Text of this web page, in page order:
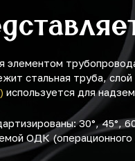
стальная труба,
используется для
30°, 45°,
ОДК (операционного